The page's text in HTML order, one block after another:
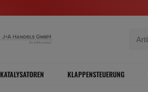
KATALYSATOREN KLAPPENSTEUERUNG